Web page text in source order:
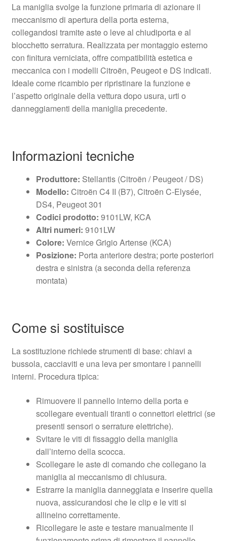
La maniglia svolge la funzione primaria di azionare il
meccanismo di apertura della porta esterna,
collegandosi tramite aste o leve al chiudiporta e al
blocchetto serratura. Realizzata per montaggio esterno
con finitura verniciata, offre compatibilità estetica e
meccanica con i modelli Citroën, Peugeot e DS indicati.
Ideale come ricambio per ripristinare la funzione e
l’aspetto originale della vettura dopo usura, urti o
danneggiamenti della maniglia precedente.
Informazioni tecniche
Produttore: Stellantis (Citroën / Peugeot / DS)
Modello: Citroën C4 II (B7), Citroën C‑Elysée,
DS4, Peugeot 301
Codici prodotto: 9101LW, KCA
Altri numeri: 9101LW
Colore: Vernice Grigio Artense (KCA)
Posizione: Porta anteriore destra; porte posteriori
destra e sinistra (a seconda della referenza
montata)
Come si sostituisce
La sostituzione richiede strumenti di base: chiavi a
bussola, cacciaviti e una leva per smontare i pannelli
interni. Procedura tipica:
Rimuovere il pannello interno della porta e
scollegare eventuali tiranti o connettori elettrici (se
presenti sensori o serrature elettriche).
Svitare le viti di fissaggio della maniglia
dall’interno della scocca.
Scollegare le aste di comando che collegano la
maniglia al meccanismo di chiusura.
Estrarre la maniglia danneggiata e inserire quella
nuova, assicurandosi che le clip e le viti si
allineino correttamente.
Ricollegare le aste e testare manualmente il